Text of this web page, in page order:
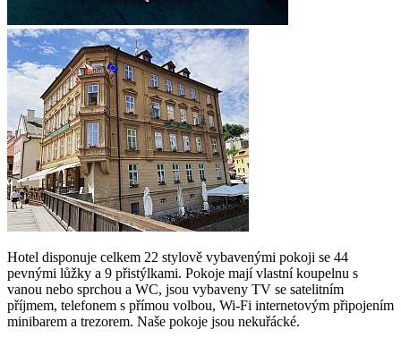
Hotel disponuje celkem 22 stylově vybavenými pokoji se 44
pevnými lůžky a 9 přistýlkami. Pokoje mají vlastní koupelnu s
vanou nebo sprchou a WC, jsou vybaveny TV se satelitním
příjmem, telefonem s přímou volbou, Wi-Fi internetovým připojením
minibarem a trezorem. Naše pokoje jsou nekuřácké.